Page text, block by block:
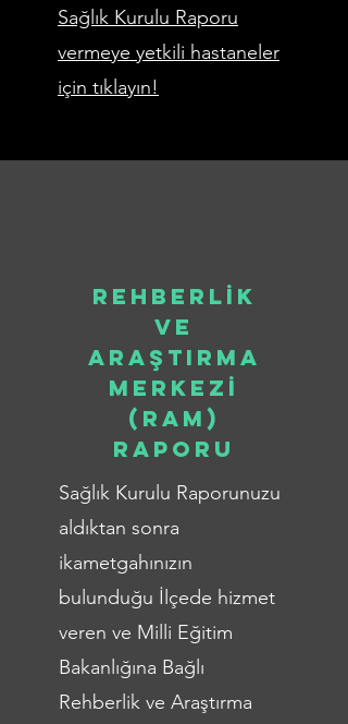
Sağlık Kurulu Raporu
vermeye yetkili hastaneler
için tıklayın!
Rehberlİk
ve
Araştırma
Merkezİ
(RAM)
Raporu
Sağlık Kurulu Raporunuzu
aldıktan sonra
ikametgahınızın
bulunduğu İlçede hizmet
veren ve Milli Eğitim
Bakanlığına Bağlı
Rehberlik ve Araştırma